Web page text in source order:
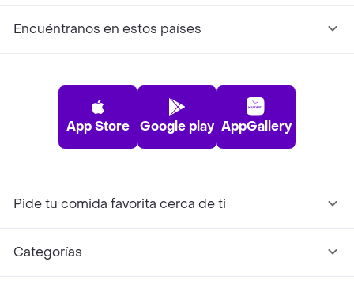
Encuéntranos en estos países
App Store Google play AppGallery
Pide tu comida favorita cerca de ti
Categorías